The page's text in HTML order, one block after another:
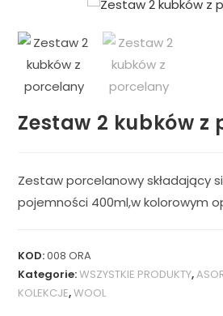
Zestaw 2 kubków z
Zestaw porcelanowy składający
pojemności 400ml,w kolorowym
KOD:008 ORA
Kategorie:WSZYSTKIE PRODUKTY,
KOLEKCJE,WOOL